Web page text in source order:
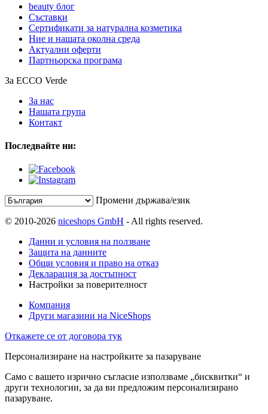
beauty блог
Съставки
Сертификати за натурална козметика
Ние и нашата околна среда
Актуални оферти
Партньорска програма
За ECCO Verde
За нас
Нашата група
Контакт
Последвайте ни:
Промени държава/език
© 2010-2026 niceshops GmbH - All rights reserved.
Данни и условия на ползване
Защита на данните
Общи условия и право на отказ
Декларация за достъпност
Настройки за поверителност
Компания
Други магазини на NiceShops
Откажете се от договора тук
Персонализиране на настройките за пазаруване
Само с вашето изрично съгласие използваме „бисквитки“ и
други технологии, за да ви предложим персонализирано
пазаруване.